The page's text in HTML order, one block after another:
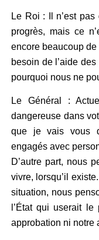
Le Roi : Il n’est
progrès, mais ce
encore beaucoup
besoin de l’aide
pourquoi nous ne
Le Général :
dangereuse dans
que je vais vous
engagés avec
D’autre part, nous
vivre, lorsqu’il
situation, nous
l’État qui userait
approbation ni notre